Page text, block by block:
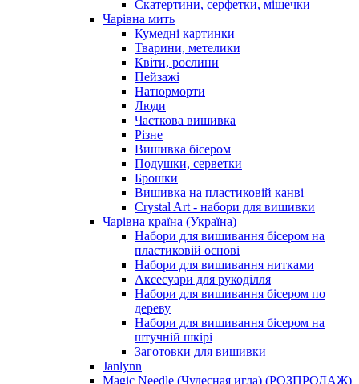
Скатертини, серфетки, мішечки
Чарiвна мить
Кумедні картинки
Тварини, метелики
Квіти, рослини
Пейзажі
Натюрморти
Люди
Часткова вишивка
Різне
Вишивка бісером
Подушки, серветки
Брошки
Вишивка на пластиковій канві
Crystal Art - набори для вишивки
Чарівна країна (Україна)
Набори для вишивання бісером на
пластиковій основі
Набори для вишивання нитками
Аксесуари для рукоділля
Набори для вишивання бісером по
дереву
Набори для вишивання бісером на
штучній шкірі
Заготовки для вишивки
Janlynn
Magic Needle (Чудесная игла) (РОЗПРОДАЖ)